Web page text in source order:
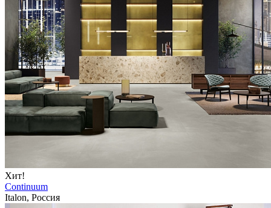
Хит!
Continuum
Italon, Россия